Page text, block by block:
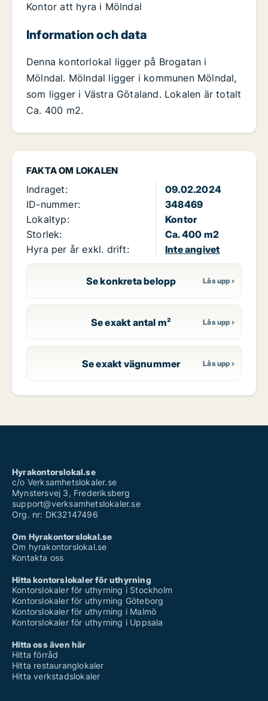
FAKTA OM LOKALEN
Indraget:
09.02.2024
ID-nummer:
348469
Lokaltyp:
Kontor
Storlek:
Ca. 400 m2
Hyra per år exkl. drift:
Inte angivet
Se konkreta belopp
Se exakt antal m²
Se exakt vägnummer
Kontor att hyra i Mölndal
Information och data
Denna kontorlokal ligger på Brogatan i
Mölndal. Mölndal ligger i kommunen Mölndal,
som ligger i Västra Götaland. Lokalen är totalt
Ca. 400 m2.
Hyrakontorslokal.se
c/o Verksamhetslokaler.se
Mynstersvej 3, Frederiksberg
support@verksamhetslokaler.se
Org. nr: DK32147496
Om Hyrakontorslokal.se
Om hyrakontorslokal.se
Kontakta oss
Hitta kontorslokaler för uthyrning
Kontorslokaler för uthyrning i Stockholm
Kontorslokaler för uthyrning Göteborg
Kontorslokaler för uthyrning i Malmö
Kontorslokaler för uthyrning i Uppsala
Hitta oss även här
Hitta förråd
Hitta restauranglokaler
Hitta verkstadslokaler